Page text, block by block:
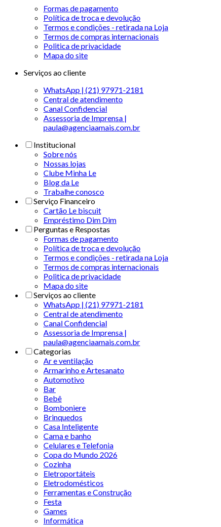
Formas de pagamento
Política de troca e devolução
Termos e condições - retirada na Loja
Termos de compras internacionais
Politica de privacidade
Mapa do site
Serviços ao cliente
WhatsApp | (21) 97971-2181
Central de atendimento
Canal Confidencial
Assessoria de Imprensa |
paula@agenciaamais.com.br
Institucional
Sobre nós
Nossas lojas
Clube Minha Le
Blog da Le
Trabalhe conosco
Serviço Financeiro
Cartão Le biscuit
Empréstimo Dim Dim
Perguntas e Respostas
Formas de pagamento
Política de troca e devolução
Termos e condições - retirada na Loja
Termos de compras internacionais
Politica de privacidade
Mapa do site
Serviços ao cliente
WhatsApp | (21) 97971-2181
Central de atendimento
Canal Confidencial
Assessoria de Imprensa |
paula@agenciaamais.com.br
Categorias
Ar e ventilação
Armarinho e Artesanato
Automotivo
Bar
Bebê
Bomboniere
Brinquedos
Casa Inteligente
Cama e banho
Celulares e Telefonia
Copa do Mundo 2026
Cozinha
Eletroportáteis
Eletrodomésticos
Ferramentas e Construção
Festa
Games
Informática